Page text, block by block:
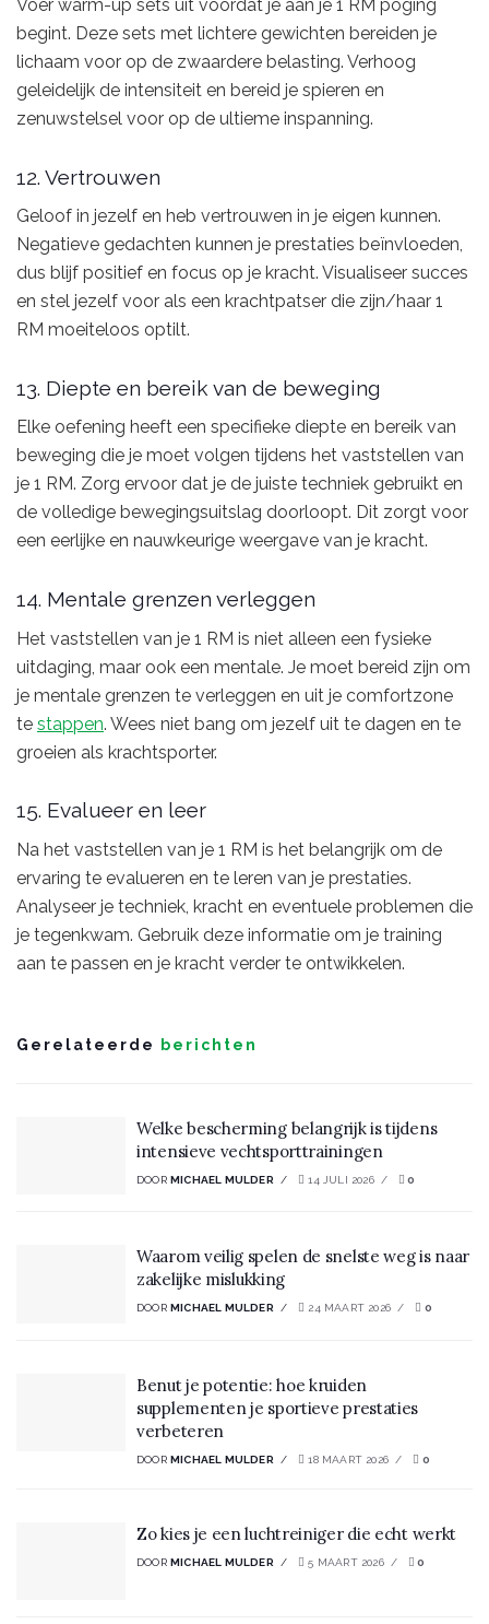
Voer warm-up sets uit voordat je aan je 1 RM poging
begint. Deze sets met lichtere gewichten bereiden je
lichaam voor op de zwaardere belasting. Verhoog
geleidelijk de intensiteit en bereid je spieren en
zenuwstelsel voor op de ultieme inspanning.
12. Vertrouwen
Geloof in jezelf en heb vertrouwen in je eigen kunnen.
Negatieve gedachten kunnen je prestaties beïnvloeden,
dus blijf positief en focus op je kracht. Visualiseer succes
en stel jezelf voor als een krachtpatser die zijn/haar 1
RM moeiteloos optilt.
13. Diepte en bereik van de beweging
Elke oefening heeft een specifieke diepte en bereik van
beweging die je moet volgen tijdens het vaststellen van
je 1 RM. Zorg ervoor dat je de juiste techniek gebruikt en
de volledige bewegingsuitslag doorloopt. Dit zorgt voor
een eerlijke en nauwkeurige weergave van je kracht.
14. Mentale grenzen verleggen
Het vaststellen van je 1 RM is niet alleen een fysieke
uitdaging, maar ook een mentale. Je moet bereid zijn om
je mentale grenzen te verleggen en uit je comfortzone
te stappen. Wees niet bang om jezelf uit te dagen en te
groeien als krachtsporter.
15. Evalueer en leer
Na het vaststellen van je 1 RM is het belangrijk om de
ervaring te evalueren en te leren van je prestaties.
Analyseer je techniek, kracht en eventuele problemen die
je tegenkwam. Gebruik deze informatie om je training
aan te passen en je kracht verder te ontwikkelen.
Gerelateerde berichten
Welke bescherming belangrijk is tijdens
intensieve vechtsporttrainingen
DOOR MICHAEL MULDER 14 JULI 2026 0
Waarom veilig spelen de snelste weg is naar
zakelijke mislukking
DOOR MICHAEL MULDER 24 MAART 2026 0
Benut je potentie: hoe kruiden
supplementen je sportieve prestaties
verbeteren
DOOR MICHAEL MULDER 18 MAART 2026 0
Zo kies je een luchtreiniger die echt werkt
DOOR MICHAEL MULDER 5 MAART 2026 0